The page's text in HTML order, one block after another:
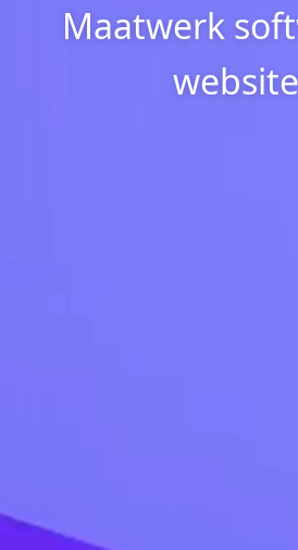
Maatwerk